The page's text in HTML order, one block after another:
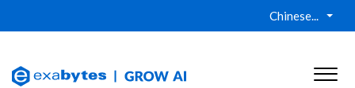
Chinese...